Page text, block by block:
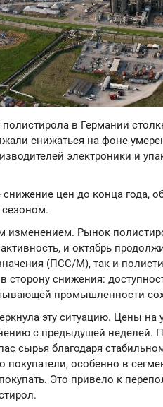
в Германии
снижаться на фоне
электроники и
цен до конца года,
изменением. Рынок
и октябрь
(ПСС/М), так и
сторону снижения:
промышленности
эту ситуацию. Цены
с предыдущей неделей.
сырья благодаря
покупатели, особенно в
Это привело к